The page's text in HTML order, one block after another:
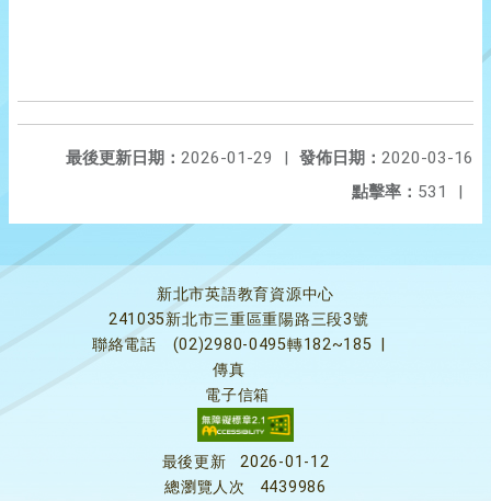
發佈日期： 2020-03-16
最後更新日期： 2026-01-29
|
點擊率： 531 |
新北市英語教育資源中心
241035新北市三重區重陽路三段3號
聯絡電話
(02)2980-0495轉182~185
傳真
電子信箱
最後更新
2026-01-12
總瀏覽人次
4439986